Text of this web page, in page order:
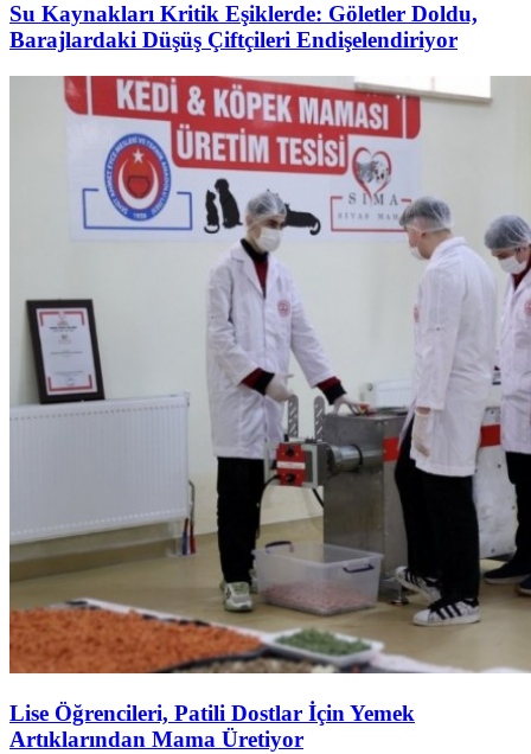
Su Kaynakları Kritik Eşiklerde: Göletler Doldu,
Barajlardaki Düşüş Çiftçileri Endişelendiriyor
Lise Öğrencileri, Patili Dostlar İçin Yemek
Artıklarından Mama Üretiyor